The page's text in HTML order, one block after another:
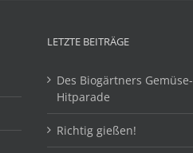
LETZTE BEITRÄGE
Des Biogärtners Gemüse-
Hitparade
Richtig gießen!